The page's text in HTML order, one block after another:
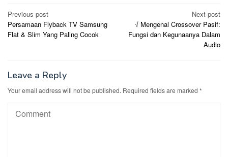
Post
navigation
Previous post
Persamaan Flyback TV Samsung
Flat & Slim Yang Paling Cocok
Next post
√ Mengenal Crossover Pasif:
Fungsi dan Kegunaanya Dalam
Audio
Leave a Reply
Your email address will not be published. Required fields are marked *